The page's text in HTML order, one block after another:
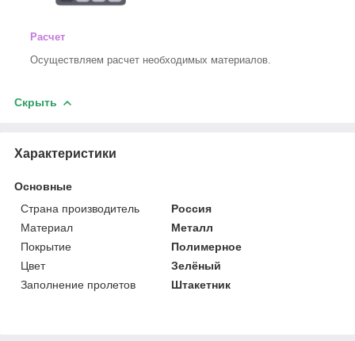
Расчет
Осуществляем расчет необходимых материалов.
Скрыть
Характеристики
Основные
Страна производитель
Россия
Материал
Металл
Покрытие
Полимерное
Цвет
Зелёный
Заполнение пролетов
Штакетник